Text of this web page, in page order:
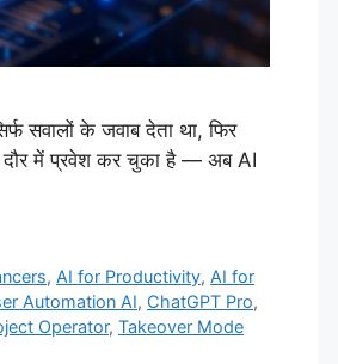
सवालों के जवाब देता था, फिर
में प्रवेश कर चुका है — अब AI
,AI for Productivity,AI for
Automation AI, ChatGPT Pro,
Operator, Takeover Mode